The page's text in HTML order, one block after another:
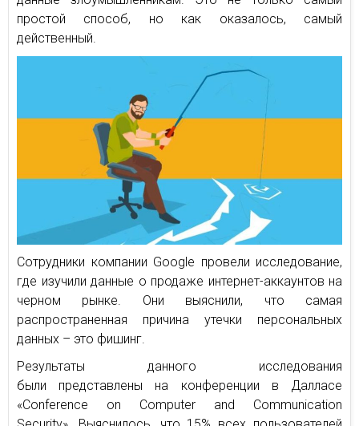
простой способ, но как оказалось, самый
действенный.
Сотрудники компании Google провели исследование,
где изучили данные о продаже интернет-аккаунтов на
черном рынке. Они выяснили, что самая
распространенная причина утечки персональных
данных – это фишинг.
Результаты данного исследования
были представлены на конференции в Далласе
«Conference on Computer and Communication